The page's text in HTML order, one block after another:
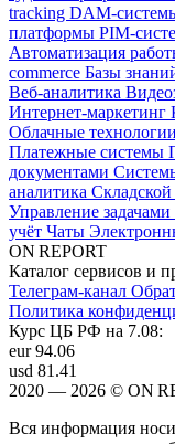
tracking DAM-
платформы PIM-
Автоматизация
commerce Базы
Веб-аналитика
Интернет-маркетинг
Облачные технологии
Платежные системы
документами
аналитика Складской
Управление задачами
учёт Чаты
ON REPORT
Каталог сервисов и
Телеграм-канал
Политика
Курс ЦБ РФ на 7.08:
eur94.06
usd 81.41
2020 — 2026 © ON
Вся информация